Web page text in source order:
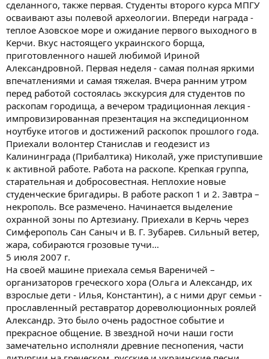
сделанного, также первая. Студенты второго курса МПГУ
осваивают азы полевой археологии. Впереди награда -
теплое Азовское море и ожидание первого выходного в
Керчи. Вкус настоящего украинского борща,
приготовленного нашей любимой Ириной
Александровной. Первая неделя - самая полная яркими
впечатлениями и самая тяжелая. Вчера ранним утром
перед работой состоялась экскурсия для студентов по
раскопам городища, а вечером традиционная лекция -
импровизированная презентация на экспедиционном
ноутбуке итогов и достижений раскопок прошлого года.
Приехали волонтер Станислав и геодезист из
Калининграда (Прибалтика) Николай, уже приступившие
к активной работе. Работа на раскопе. Крепкая группа,
старательная и добросовестная. Неплохие новые
студенческие бригадиры. В работе раскоп 1 и 2. Завтра –
некрополь. Все размечено. Начинается выделение
охранной зоны по Артезиану. Приехали в Керчь через
Симферополь Сан Саныч и В. Г. Зубарев. Сильный ветер,
жара, собираются грозовые тучи…
5 июля 2007 г.
На своей машине приехала семья Вареничей –
организаторов греческого хора (Ольга и Александр, их
взрослые дети - Илья, Константин), а с ними друг семьи -
прославленный реставратор дореволюционных роялей
Александр. Это было очень радостное событие и
прекрасное общение. В звездной ночи наши гости
замечательно исполняли древние песнопения, части